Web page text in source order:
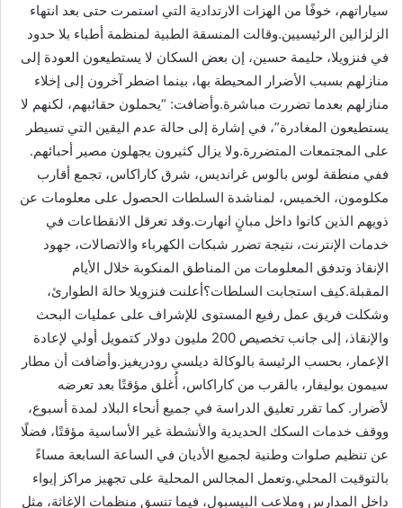
سياراتهم، خوفًا من الهزات الارتدادية التي استمرت حتى بعد انتهاء
الزلزالين الرئيسيين.وقالت المنسقة الطبية لمنظمة أطباء بلا حدود
في فنزويلا، حليمة حسين، إن بعض السكان لا يستطيعون العودة إلى
منازلهم بسبب الأضرار المحيطة بها، بينما اضطر آخرون إلى إخلاء
منازلهم بعدما تضررت مباشرة.وأضافت: “يحملون حقائبهم، لكنهم لا
يستطيعون المغادرة”، في إشارة إلى حالة عدم اليقين التي تسيطر
على المجتمعات المتضررة.ولا يزال كثيرون يجهلون مصير أحبائهم.
ففي منطقة لوس بالوس غرانديس، شرق كاراكاس، تجمع أقارب
مكلومون، الخميس، لمناشدة السلطات الحصول على معلومات عن
ذويهم الذين كانوا داخل مبانٍ انهارت.وقد تعرقل الانقطاعات في
خدمات الإنترنت، نتيجة تضرر شبكات الكهرباء والاتصالات، جهود
الإنقاذ وتدفق المعلومات من المناطق المنكوبة خلال الأيام
المقبلة.كيف استجابت السلطات؟أعلنت فنزويلا حالة الطوارئ،
وشكلت فريق عمل رفيع المستوى للإشراف على عمليات البحث
والإنقاذ، إلى جانب تخصيص 200 مليون دولار كتمويل أولي لإعادة
الإعمار، بحسب الرئيسة بالوكالة ديلسي رودريغيز.وأضافت أن مطار
سيمون بوليفار، بالقرب من كاراكاس، أُغلق مؤقتًا بعد تعرضه
لأضرار. كما تقرر تعليق الدراسة في جميع أنحاء البلاد لمدة أسبوع،
ووقف خدمات السكك الحديدية والأنشطة غير الأساسية مؤقتًا، فضلًا
عن تنظيم صلوات وطنية لجميع الأديان في الساعة السابعة مساءً
بالتوقيت المحلي.وتعمل المجالس المحلية على تجهيز مراكز إيواء
داخل المدارس وملاعب البيسبول، فيما تنسق منظمات الإغاثة، مثل